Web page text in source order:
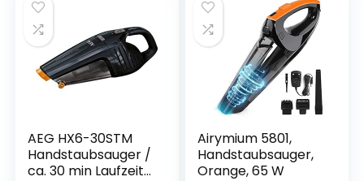
AEG HX6-30STM
Handstaubsauger /
ca. 30 min Laufzeit /
Airymium 5801,
Handstaubsauger,
Orange, 65 W